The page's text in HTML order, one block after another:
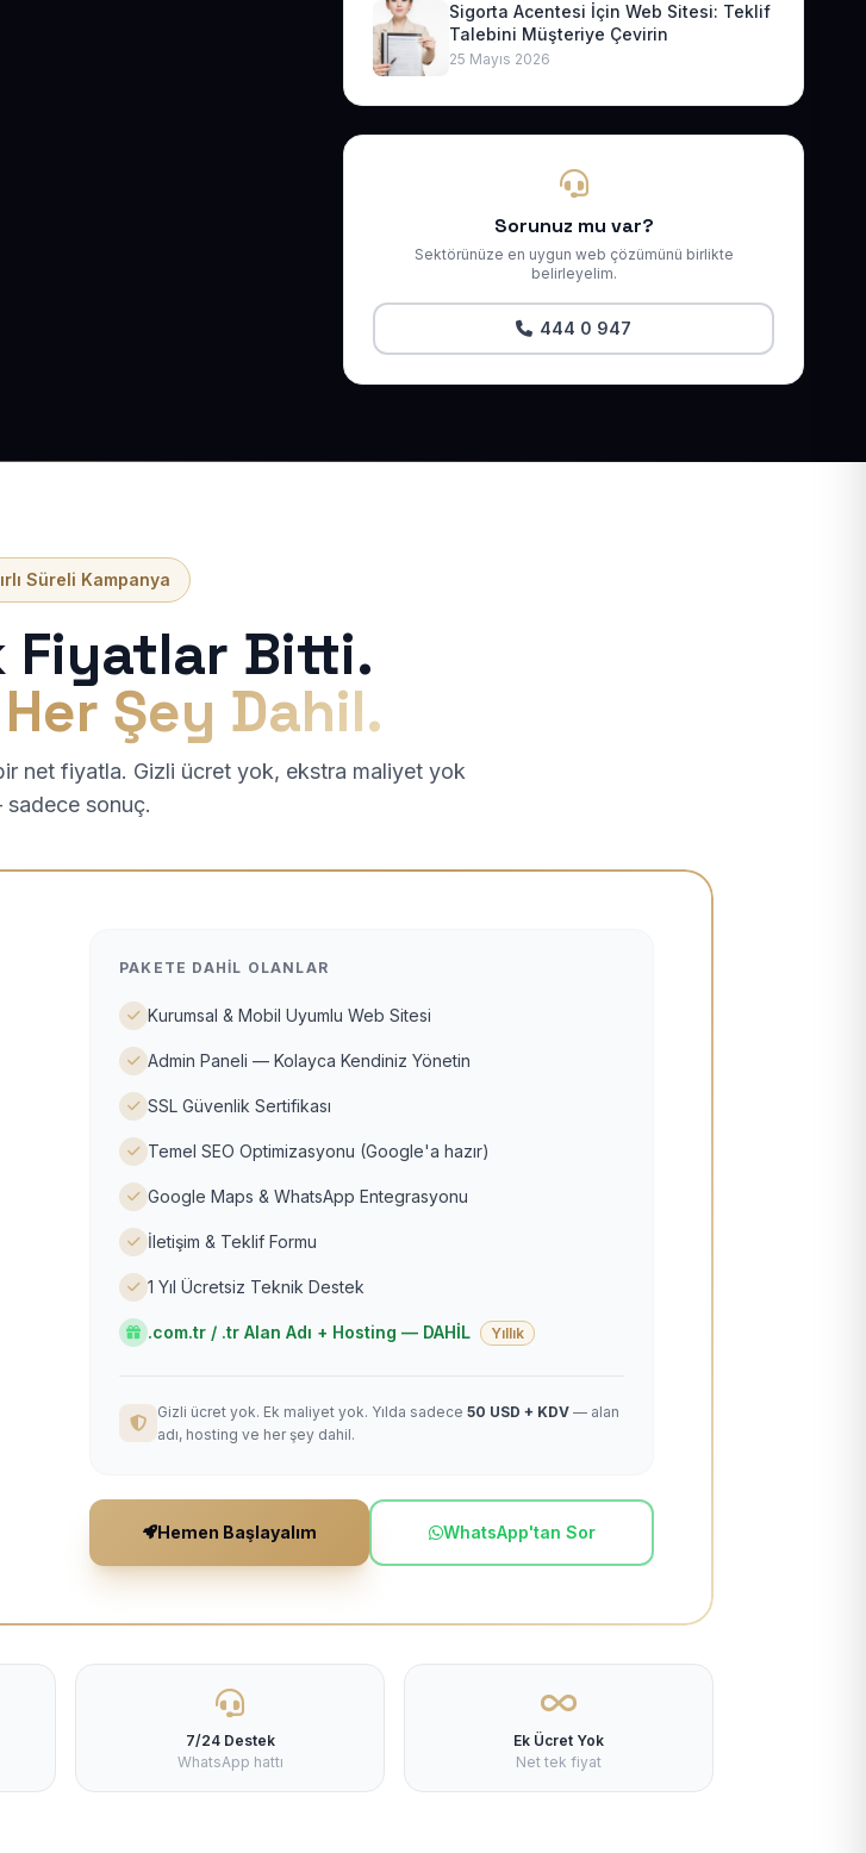
Sigorta Acentesi İçin Web Sitesi: Teklif
Talebini Müşteriye Çevirin
25 Mayıs 2026
Sorunuz mu var?
Sektörünüze en uygun web çözümünü birlikte
belirleyelim.
444 0 947
Süreli Kampanya
Fiyatlar Bitti.
Şey Dahil.
net fiyatla. Gizli ücret yok, ekstra maliyet yok
sonuç.
PAKETE DAHIL OLANLAR
Kurumsal & Mobil Uyumlu Web Sitesi
Admin Paneli — Kolayca Kendiniz Yönetin
SSL Güvenlik Sertifikası
Temel SEO Optimizasyonu (Google'a hazır)
Google Maps & WhatsApp Entegrasyonu
İletişim & Teklif Formu
1 Yıl Ücretsiz Teknik Destek
.com.tr / .tr Alan Adı + Hosting — DAHİL Yıllık
Gizli ücret yok. Ek maliyet yok. Yılda sadece 50 USD + KDV — alan
adı, hosting ve her şey dahil.
Hemen Başlayalım WhatsApp'tan Sor
7/24 Destek
WhatsApp hattı
Ek Ücret Yok
Net tek fiyat